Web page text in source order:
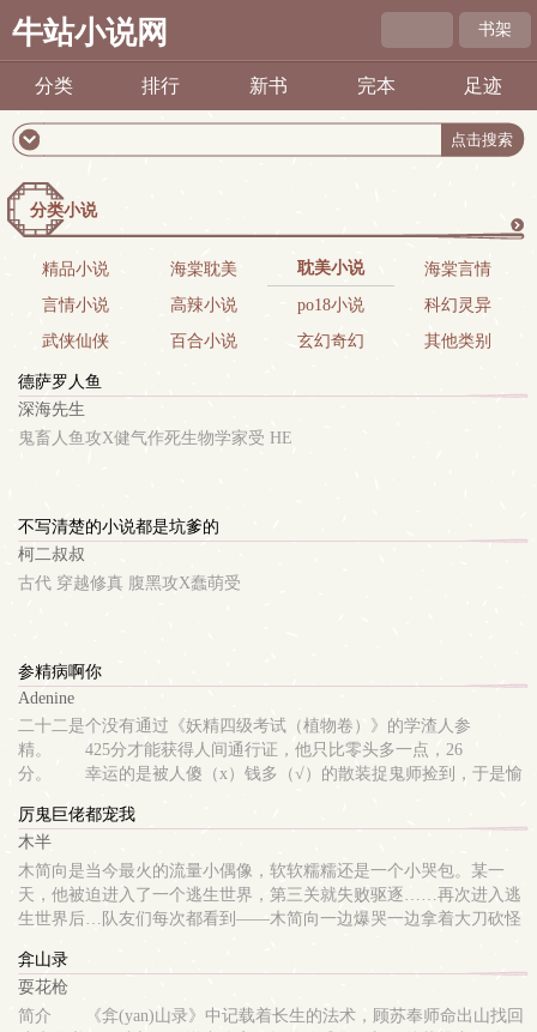
牛站小说网 书架
分类 排行 新书 完本 足迹
分类小说
精品小说 海棠耽美 耽美小说
海棠言情
言情小说
高辣小说 po18小说
科幻灵异
武侠仙侠
百合小说 玄幻奇幻 其他类别
德萨罗人鱼
深海先生
鬼畜人鱼攻X健气作死生物学家受 HE
不写清楚的小说都是坑爹的
柯二叔叔
古代 穿越修真 腹黑攻X蠢萌受
参精病啊你
Adenine
二十二是个没有通过《妖精四级考试（植物卷）》的学渣人参
精。 425分才能获得人间通行证，他只比零头多一点，26
分。 幸运的是被人傻（x）钱多（√）的散装捉鬼师捡到，于是愉
人形总变不好。 不仅缺肝少肺，还……没有花花。 齐沭：一
开始，只是想用参治病。 后来发现自己是去找病的：） 齐
沭：“去，把脚换下来。” 有四个jio杆杆穿着四只鞋的齐
遇：“？？？为什么！！！” 齐沭：“别坐地铁。” 齐遇：“为什
么？？？” 齐沭：“你个木头桩子还想过X光？别人以为你是我买
受 互宠 非典型性沙雕文 受的性格仅供参考，一切以实物为
准：） 一句话简介：我没有偷渡，是人类先动的手！ 内容标
签： 灵异神怪 情有独钟 甜文 异想天开
厉鬼巨佬都宠我
木半
木简向是当今最火的流量小偶像，软软糯糯还是一个小哭包。某一
天，他被迫进入了一个逃生世界，第三关就失败驱逐……再次进入逃
生世界后…队友们每次都看到——木简向一边爆哭一边拿着大刀砍怪
的方法，便是拯救不同时间线的悲惨反派Boss，拯救的方法——便是
撩他，亲他，攻略他！”木简向:“……”于是队友们看到…木简向砍完
怪物后…每次还和大反派玩亲亲抱抱举高高…队友:“……”还可以这
弇山录
耍花枪
简介 《弇(yan)山录》中记载着长生的法术，顾苏奉师命出山找回